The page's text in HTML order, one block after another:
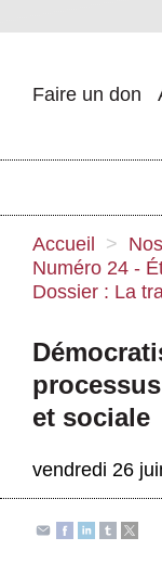
Faire un don
Attac ?
Se mobiliser
Publications
Actus et
Boutique
Accueil >
Numéro 24 -
Dossier : La
et sociale
vendredi 26